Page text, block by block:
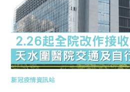
新冠疫情資訊站